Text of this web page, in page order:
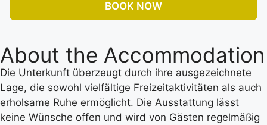
BOOK NOW
About the Accommodation
Die Unterkunft überzeugt durch ihre ausgezeichnete
Lage, die sowohl vielfältige Freizeitaktivitäten als auch
erholsame Ruhe ermöglicht. Die Ausstattung lässt
keine Wünsche offen und wird von Gästen regelmäßig